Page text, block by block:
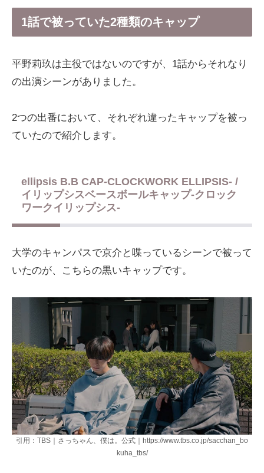
1話で被っていた2種類のキャップ
平野莉玖は主役ではないのですが、1話からそれなり
の出演シーンがありました。
2つの出番において、それぞれ違ったキャップを被っ
ていたので紹介します。
ellipsis B.B CAP-CLOCKWORK ELLIPSIS- /
イリップシスベースボールキャップ-クロック
ワークイリップシス-
大学のキャンパスで京介と喋っているシーンで被って
いたのが、こちらの黒いキャップです。
引用：TBS｜さっちゃん、僕は。公式｜https://www.tbs.co.jp/sacchan_bo
kuha_tbs/